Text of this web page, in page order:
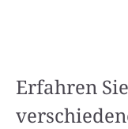
Erfahren